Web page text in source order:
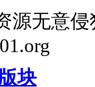
源无意
块